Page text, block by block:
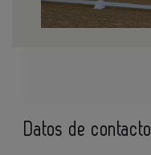
Datos de contacto